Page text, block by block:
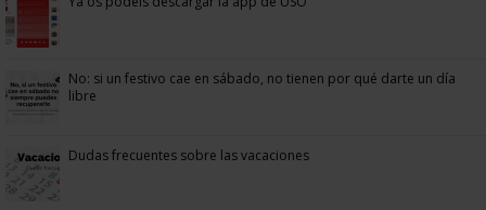
No: si un festivo cae en sábado, no tienen por qué darte un día
libre
Dudas frecuentes sobre las vacaciones